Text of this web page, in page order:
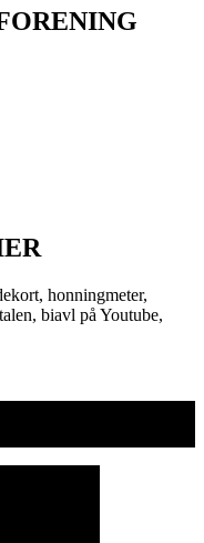
honningmeter,
biavl på Youtube,